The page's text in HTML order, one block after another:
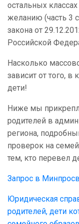
остальных
желанию (часть 3
закона от
Российской
Насколько
зависит от того,
дети!
Ниже мы
родителей в
региона,
проверок на
тем, кто перевел
Запрос в
Юридическая
родителей, дети